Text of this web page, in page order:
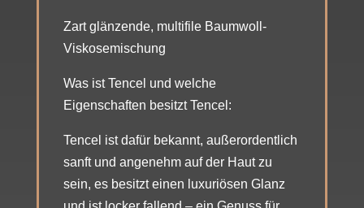
Zart glänzende, multifile Baumwoll-
Viskosemischung
Was ist Tencel und welche
Eigenschaften besitzt Tencel:
Tencel ist dafür bekannt, außerordentlich
sanft und angenehm auf der Haut zu
sein, es besitzt einen luxuriösen Glanz